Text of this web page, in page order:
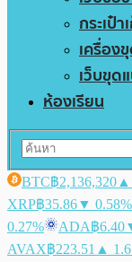
กระเป๋
เครื่อง
เว็บขุด
ห้องเรียน
BTC฿2,136,320 ▲
XRP฿35.86▼ 0.58%
0.27%
ADA฿6.40
AVAX฿223.51 ▲